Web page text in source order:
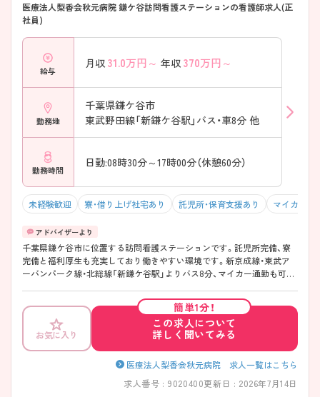
医療法人梨香会秋元病院 鎌ケ谷訪問看護ステーションの看護師求人(正
社員)
給与
月収 31.0万円～ 年収 370万円～
勤務地
千葉県鎌ケ谷市
東武野田線「新鎌ケ谷駅」バス・車8分 他
勤務時間
日勤:08時30分～17時00分（休憩60分）
未経験歓迎 寮・借り上げ社宅あり 託児所・保育支援あり マイカー通
千葉県鎌ケ谷市に位置する訪問看護ステーションです。託児所完備、寮
完備と福利厚生も充実しており働きやすい環境です。新京成線・東武ア
ーバンパーク線・北総線「新鎌ケ谷駅」よりバス8分、マイカー通勤も可能
たしますのでお気軽にご相談ください。
お気に入り
簡単1分！
この求人について
詳しく聞いてみる
医療法人梨香会秋元病院 求人一覧はこちら
求人番号 : 9020400更新日 : 2026年7月14日